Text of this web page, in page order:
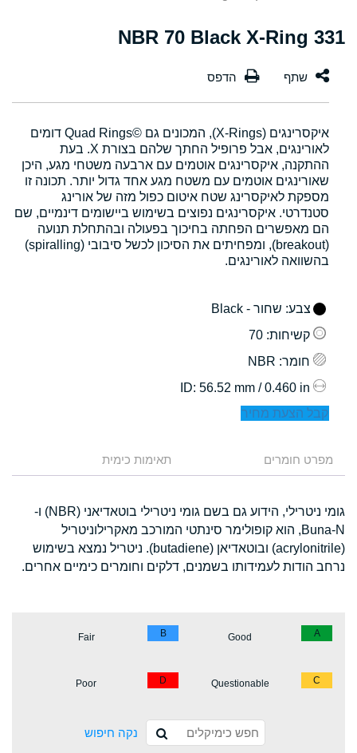
331 NBR 70 Black X-Ring
איקסרינגים (X-Rings), המכונים גם Quad Rings©‎ דומים
לאורינגים, אבל פרופיל החתך שלהם בצורת X. בעת
ההתקנה, איקסרינגים אוטמים עם ארבעה משטחי מגע, היכן
שאורינגים אוטמים עם משטח מגע אחד גדול יותר. תכונה זו
מספקת לאיקסרינג שטח איטום כפול מזה של אורינג
סטנדרטי. איקסרינגים נפוצים בשימוש ביישומים דינמיים, שם
הם מאפשרים הפחתה בחיכוך בפעולה ובהתחלת תנועה
(breakout), ומפחיתים את הסיכון לכשל סיבובי (spiralling)
בהשוואה לאורינגים.
צבע: שחור - Black
קשיחות: 70
חומר: NBR
: 56.52 mm / 0.460 in
קבל הצעת מחיר
מפרט חומרים תאימות כימית
גומי ניטרילי, הידוע גם בשם גומי ניטרילי בוטאדיאני (NBR) ו-
Buna-N, הוא קופולימר סינתטי המורכב מאקרילוניטריל
(acrylonitrile) ובוטאדיאן (butadiene). ניטריל נמצא בשימוש
נרחב הודות לעמידותו בשמנים, דלקים וחומרים כימיים אחרים.
A
Good
B
Fair
C
Questionable
D
Poor
נקה חיפוש